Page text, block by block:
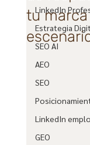
LinkedIn
Estrategia
SEO AI
AEO
SEO
LinkedIn
GEO
tu